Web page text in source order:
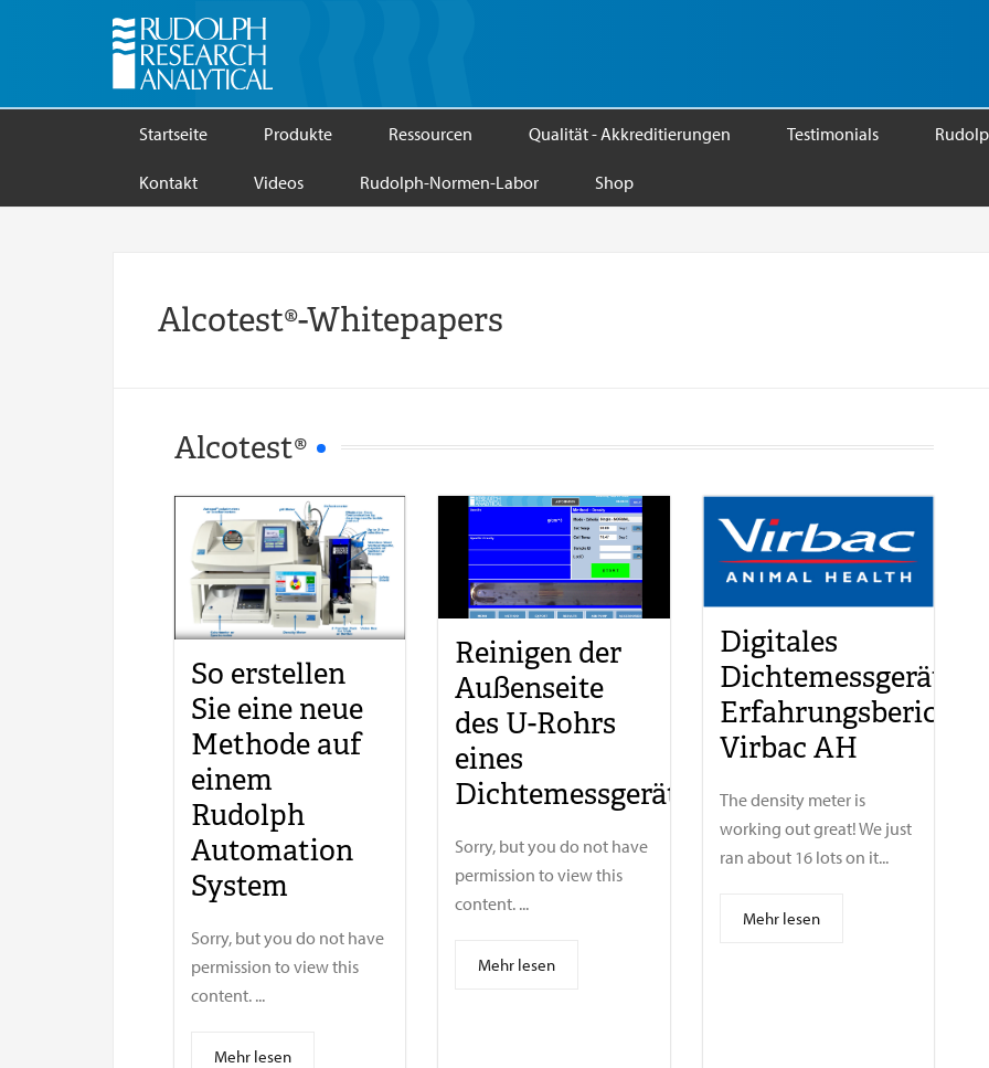
Startseite Produkte Ressourcen Qualität - Akkreditierungen Testimonials
Kontakt Videos Rudolph-Normen-Labor Shop
Alcotest®-Whitepapers
Alcotest®
So erstellen
Sie eine neue
Methode auf
einem
Rudolph
Automation
System
Sorry, but you do not have
permission to view this
content. ...
Mehr lesen
Reinigen der
Außenseite
des U-Rohrs
eines
Dichtemessgeräts
Sorry, but you do not have
permission to view this
content. ...
Mehr lesen
Digitales
Dichtemessgerät
Erfahrungsbericht
Virbac AH
The density meter is
working out great! We just
ran about 16 lots on it...
Mehr lesen